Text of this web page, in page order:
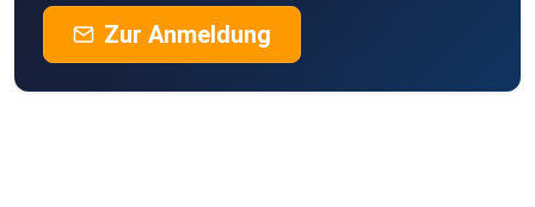
Oteriaso
Zur Anmeldung